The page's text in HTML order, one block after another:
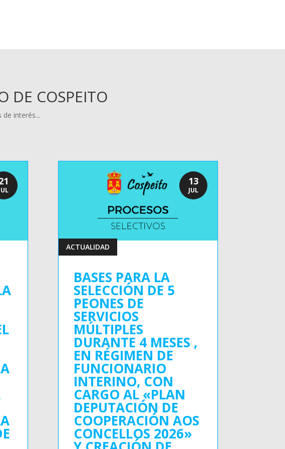
DE COSPEITO
interés...
BASES PARA LA
SELECCIÓN DE 5
PEONES DE
SERVICIOS
MÚLTIPLES
DURANTE 4 MESES ,
EN RÉGIMEN DE
FUNCIONARIO
INTERINO, CON
CARGO AL «PLAN
DEPUTACIÓN DE
COOPERACIÓN AOS
CONCELLOS 2026»
ACTUALIDAD
13
JUL